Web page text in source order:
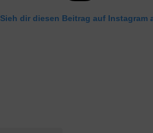
Sieh dir diesen Beitrag auf Instagram